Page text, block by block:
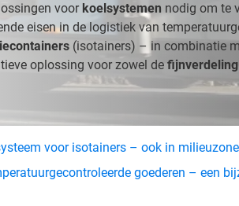
voor koelsystemen nodig om te
eisen in de logistiek van
(isotainers) – in combinatie
oplossing voor zowel de fijnverdeling
voor isotainers – ook in
goederen – een